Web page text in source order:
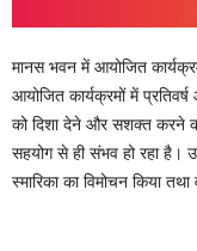
मानस भवन में आयोजित
आयोजित कार्यक्रमों में
को दिशा देने और सशक्त करने
सहयोग से ही संभव हो रहा है।
स्मारिका का विमोचन किया तथा